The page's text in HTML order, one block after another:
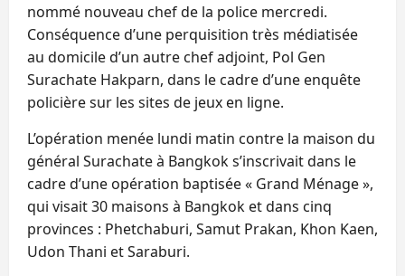
nommé nouveau chef de la police mercredi.
Conséquence d’une perquisition très médiatisée
au domicile d’un autre chef adjoint, Pol Gen
Surachate Hakparn, dans le cadre d’une enquête
policière sur les sites de jeux en ligne.
L’opération menée lundi matin contre la maison du
général Surachate à Bangkok s’inscrivait dans le
cadre d’une opération baptisée « Grand Ménage »,
qui visait 30 maisons à Bangkok et dans cinq
provinces : Phetchaburi, Samut Prakan, Khon Kaen,
Udon Thani et Saraburi.